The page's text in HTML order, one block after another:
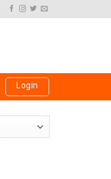
Login